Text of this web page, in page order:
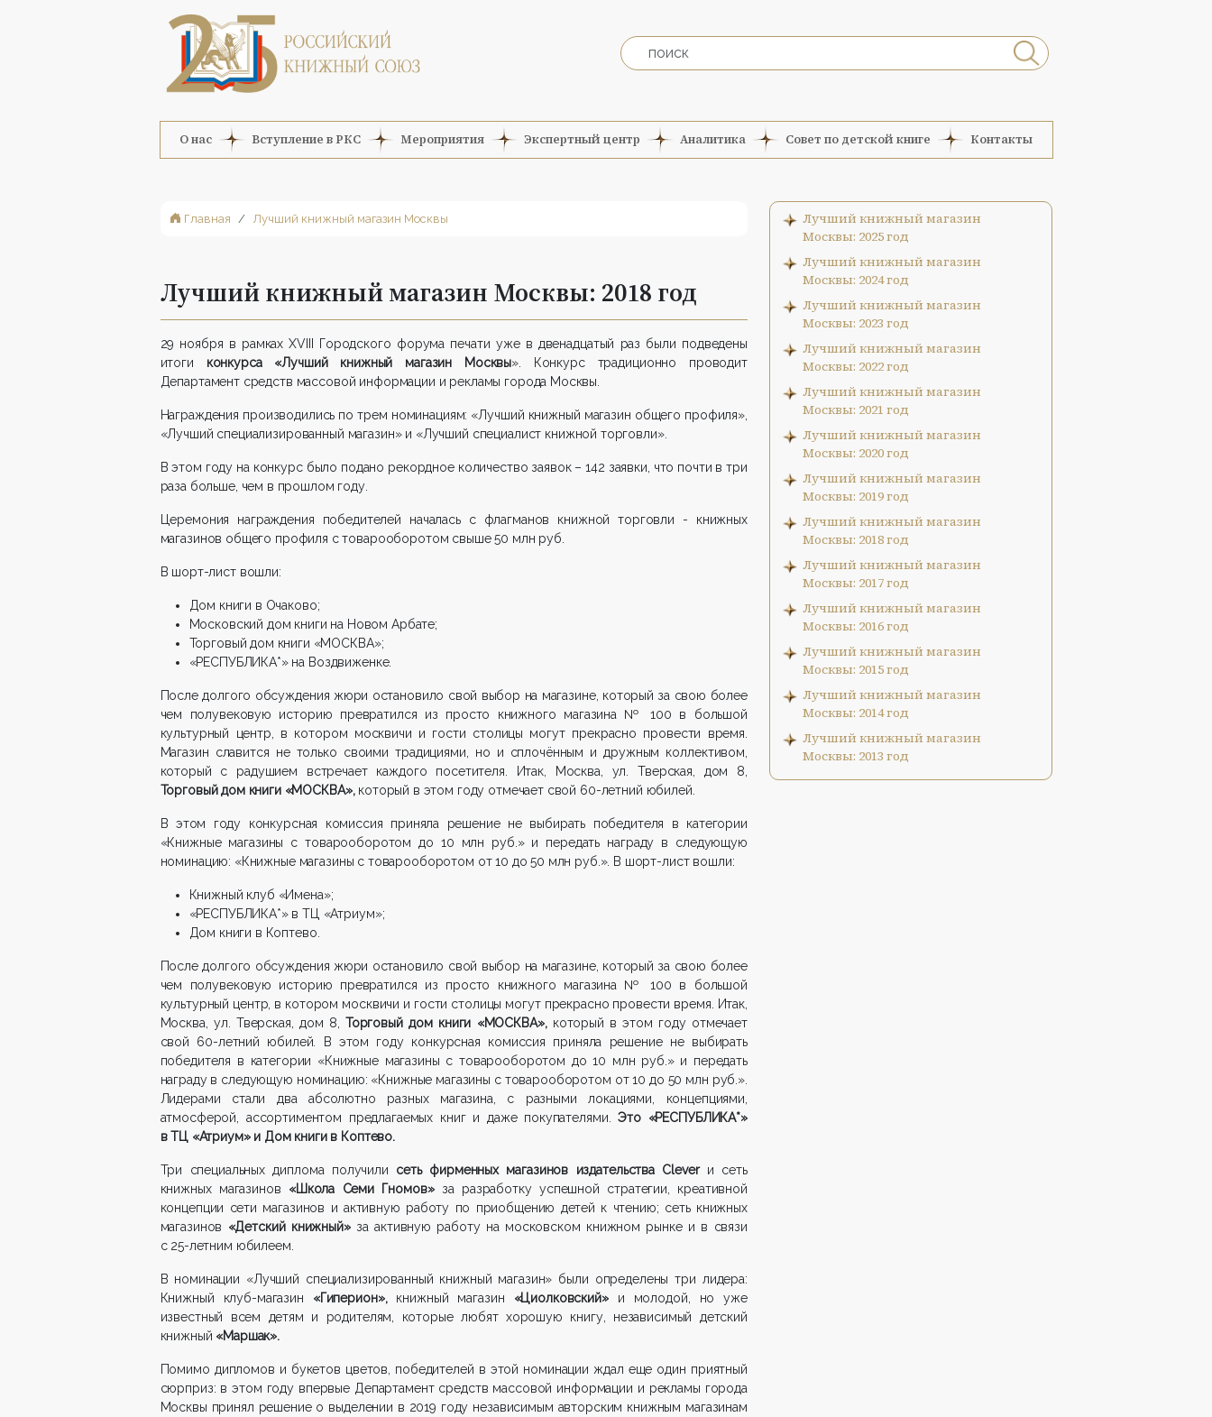
О нас Вступление в РКС Мероприятия Экспертный центр Аналитика Совет по детской книге Контакты
Главная Лучший книжный магазин Москвы
Лучший книжный магазин Москвы: 2018 год
29 ноября в рамках XVIII Городского форума печати уже в двенадцатый раз были подведены
итоги конкурса «Лучший книжный магазин Москвы». Конкурс традиционно проводит
Департамент средств массовой информации и рекламы города Москвы.
Награждения производились по трем номинациям: «Лучший книжный магазин общего профиля»,
«Лучший специализированный магазин» и «Лучший специалист книжной торговли».
В этом году на конкурс было подано рекордное количество заявок – 142 заявки, что почти в три
раза больше, чем в прошлом году.
Церемония награждения победителей началась с флагманов книжной торговли - книжных
магазинов общего профиля с товарооборотом свыше 50 млн руб.
В шорт-лист вошли:
Дом книги в Очаково;
Московский дом книги на Новом Арбате;
Торговый дом книги «МОСКВА»;
«РЕСПУБЛИКА*» на Воздвиженке.
После долгого обсуждения жюри остановило свой выбор на магазине, который за свою более
чем полувековую историю превратился из просто книжного магазина № 100 в большой
культурный центр, в котором москвичи и гости столицы могут прекрасно провести время.
Магазин славится не только своими традициями, но и сплочённым и дружным коллективом,
который с радушием встречает каждого посетителя. Итак, Москва, ул. Тверская, дом 8,
Торговый дом книги «МОСКВА», который в этом году отмечает свой 60-летний юбилей.
В этом году конкурсная комиссия приняла решение не выбирать победителя в категории
«Книжные магазины с товарооборотом до 10 млн руб.» и передать награду в следующую
номинацию: «Книжные магазины с товарооборотом от 10 до 50 млн руб.». В шорт-лист вошли:
Книжный клуб «Имена»;
«РЕСПУБЛИКА*» в ТЦ «Атриум»;
Дом книги в Коптево.
После долгого обсуждения жюри остановило свой выбор на магазине, который за свою более
чем полувековую историю превратился из просто книжного магазина № 100 в большой
культурный центр, в котором москвичи и гости столицы могут прекрасно провести время. Итак,
Москва, ул. Тверская, дом 8, Торговый дом книги «МОСКВА», который в этом году отмечает
свой 60-летний юбилей. В этом году конкурсная комиссия приняла решение не выбирать
победителя в категории «Книжные магазины с товарооборотом до 10 млн руб.» и передать
награду в следующую номинацию: «Книжные магазины с товарооборотом от 10 до 50 млн руб.».
Лидерами стали два абсолютно разных магазина, с разными локациями, концепциями,
атмосферой, ассортиментом предлагаемых книг и даже покупателями.Это «РЕСПУБЛИКА*»
в ТЦ «Атриум» и Дом книги в Коптево.
Три специальных диплома получили сеть фирменных магазинов издательства Clever и сеть
книжных магазинов «Школа Семи Гномов»за разработку успешной стратегии, креативной
концепции сети магазинов и активную работу по приобщению детей к чтению; сеть книжных
магазинов «Детский книжный» за активную работу на московском книжном рынке и в связи
с 25-летним юбилеем.
В номинации «Лучший специализированный книжный магазин» были определены три лидера:
Книжный клуб-магазин «Гиперион»,книжный магазин «Циолковский»и молодой, но уже
известный всем детям и родителям, которые любят хорошую книгу, независимый детский
книжный «Маршак».
Помимо дипломов и букетов цветов, победителей в этой номинации ждал еще один приятный
сюрприз: в этом году впервые Департамент средств массовой информации и рекламы города
Москвы принял решение о выделении в 2019 году независимым авторским книжным магазинам
Лучший книжный магазин
Москвы: 2025 год
Лучший книжный магазин
Москвы: 2024 год
Лучший книжный магазин
Москвы: 2023 год
Лучший книжный магазин
Москвы: 2022 год
Лучший книжный магазин
Москвы: 2021 год
Лучший книжный магазин
Москвы: 2020 год
Лучший книжный магазин
Москвы: 2019 год
Лучший книжный магазин
Москвы: 2018 год
Лучший книжный магазин
Москвы: 2017 год
Лучший книжный магазин
Москвы: 2016 год
Лучший книжный магазин
Москвы: 2015 год
Лучший книжный магазин
Москвы: 2014 год
Лучший книжный магазин
Москвы: 2013 год